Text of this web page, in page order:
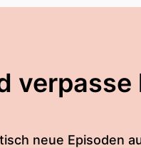
verpasse
neue Episoden